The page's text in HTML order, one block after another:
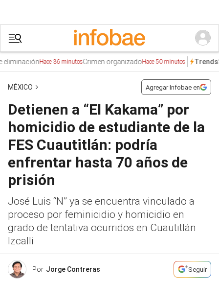
Hace 36 minutosCrimen organizadoHace 50 minutos Trends
MÉXICO Agregar Infobae en
Detienen a “El Kakama” por
homicidio de estudiante de la
FES Cuautitlán: podría
enfrentar hasta 70 años de
prisión
José Luis “N” ya se encuentra vinculado a
proceso por feminicidio y homicidio en
grado de tentativa ocurridos en Cuautitlán
Izcalli
Por Jorge Contreras Seguir